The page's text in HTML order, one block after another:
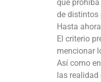
que
de distintos
Hasta
El criterio
mencionar
Así como
las